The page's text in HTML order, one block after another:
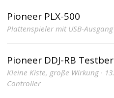
Pioneer PLX-500
Plattenspieler mit USB-Ausgang
Pioneer DDJ-RB
Kleine Kiste, große Wirkung · 13.
Controller